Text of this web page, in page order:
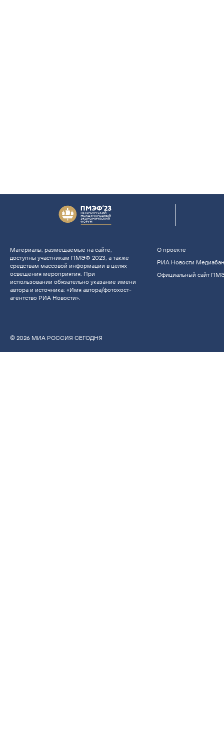
Материалы, размещаемые на сайте,
доступны участникам ПМЭФ 2023, а также
средствам массовой информации в целях
освещения мероприятия. При
использовании обязательно указание имени
автора и источника: «Имя автора/фотохост-
агентство РИА Новости».
О проекте
РИА Новости
Официальный сайт
© 2026 МИА РОССИЯ СЕГОДНЯ